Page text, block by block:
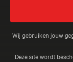
Wij gebruiken jouw
Deze site wordt